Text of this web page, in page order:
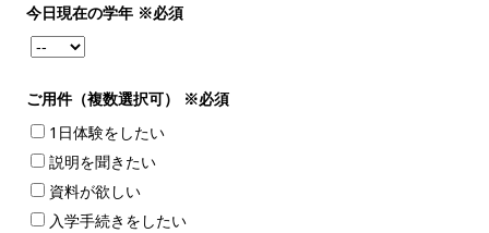
今日現在の学年 ※必須
ご用件（複数選択可）
※必須
1日体験をしたい
説明を聞きたい
資料が欲しい
入学手続きをしたい